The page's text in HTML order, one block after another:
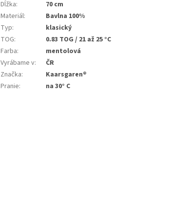
Dĺžka:
70 cm
Materiál:
Bavlna 100%
Typ:
klasický
TOG:
0.83 TOG / 21 až 25 °C
Farba:
mentolová
Vyrábame v:
ČR
Značka:
Kaarsgaren®
Pranie: na 30° C